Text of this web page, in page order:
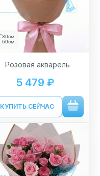
30см
60см
Розовая акварель
5 479 ₽
КУПИТЬ СЕЙЧАС